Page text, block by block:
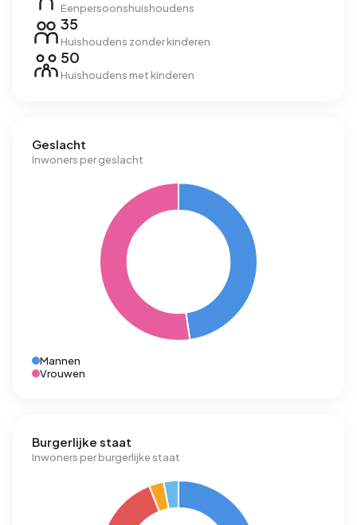
Eenpersoonshuishoudens
35
Huishoudens zonder kinderen
50
Huishoudens met kinderen
Geslacht
Inwoners per geslacht
Mannen
Vrouwen
Burgerlijke staat
Inwoners per burgerlijke staat